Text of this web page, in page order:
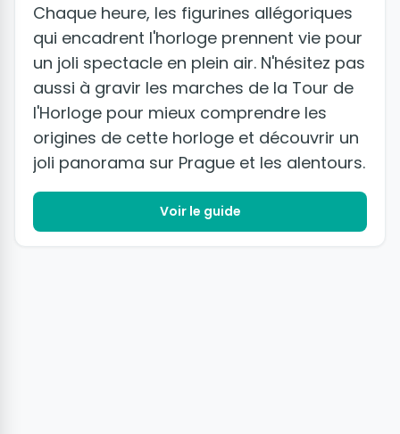
Chaque heure, les figurines allégoriques
qui encadrent l'horloge prennent vie pour
un joli spectacle en plein air. N'hésitez pas
aussi à gravir les marches de la Tour de
l'Horloge pour mieux comprendre les
origines de cette horloge et découvrir un
joli panorama sur Prague et les alentours.
Voir le guide